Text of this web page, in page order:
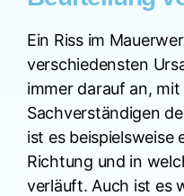
Ein Riss im
verschiedensten
immer darauf an,
Sachverständigen
ist es beispielsweise
Richtung und in
verläuft. Auch ist es